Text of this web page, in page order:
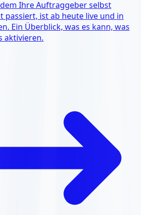
Ihre Auftraggeber selbst
passiert, ist ab heute live und in
Ein Überblick, was es kann, was
aktivieren.